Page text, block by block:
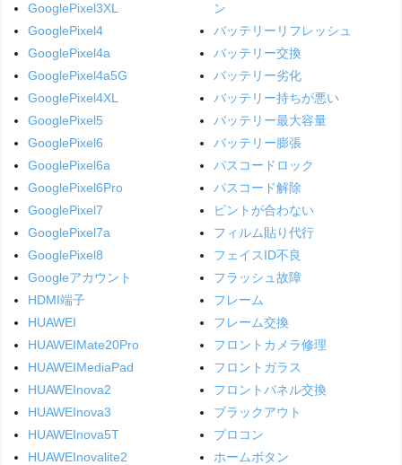
GooglePixel3XL
GooglePixel4
GooglePixel4a
GooglePixel4a5G
GooglePixel4XL
GooglePixel5
GooglePixel6
GooglePixel6a
GooglePixel6Pro
GooglePixel7
GooglePixel7a
GooglePixel8
Googleアカウント
HDMI端子
HUAWEI
HUAWEIMate20Pro
HUAWEIMediaPad
HUAWEInova2
HUAWEInova3
HUAWEInova5T
HUAWEInovalite2
ン
バッテリーリフレッシュ
バッテリー交換
バッテリー劣化
バッテリー持ちが悪い
バッテリー最大容量
バッテリー膨張
パスコードロック
パスコード解除
ピントが合わない
フィルム貼り代行
フェイスID不良
フラッシュ故障
フレーム
フレーム交換
フロントカメラ修理
フロントガラス
フロントパネル交換
ブラックアウト
プロコン
ホームボタン